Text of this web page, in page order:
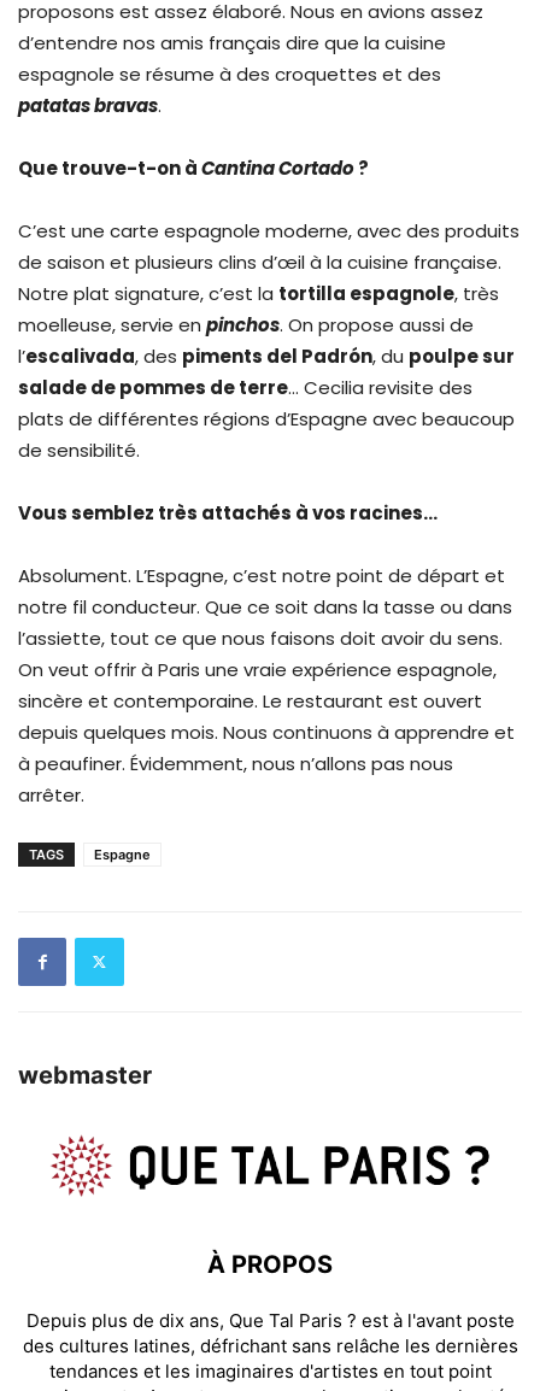
proposons est assez élaboré. Nous en avions assez
d’entendre nos amis français dire que la cuisine
espagnole se résume à des croquettes et des
patatas bravas.
Que trouve-t-on àCantina Cortado?
C’est une carte espagnole moderne, avec des produits
de saison et plusieurs clins d’œil à la cuisine française.
Notre plat signature, c’est la tortilla espagnole, très
moelleuse, servie en pinchos. On propose aussi de
l’escalivada, des piments del Padrón, du poulpe sur
salade de pommes de terre… Cecilia revisite des
plats de différentes régions d’Espagne avec beaucoup
de sensibilité.
Vous semblez très attachés à vos racines…
Absolument. L’Espagne, c’est notre point de départ et
notre fil conducteur. Que ce soit dans la tasse ou dans
l’assiette, tout ce que nous faisons doit avoir du sens.
On veut offrir à Paris une vraie expérience espagnole,
sincère et contemporaine. Le restaurant est ouvert
depuis quelques mois. Nous continuons à apprendre et
à peaufiner. Évidemment, nous n’allons pas nous
arrêter.
TAGS Espagne
webmaster
À PROPOS
Depuis plus de dix ans, Que Tal Paris ? est à l'avant poste
des cultures latines, défrichant sans relâche les dernières
tendances et les imaginaires d'artistes en tout point